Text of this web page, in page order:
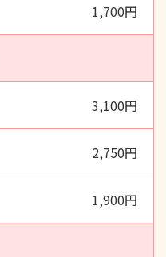
1,700円
3,100円
2,750円
1,900円